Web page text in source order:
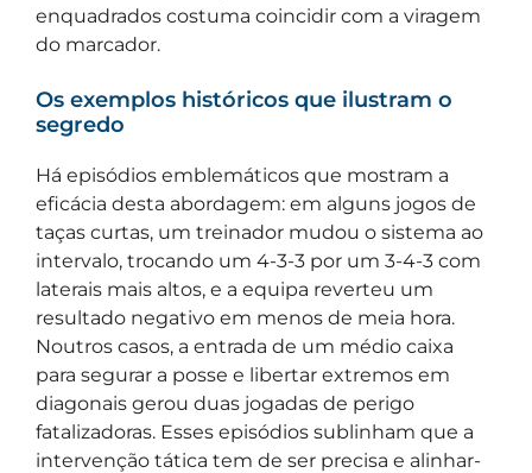
enquadrados costuma coincidir com a viragem
do marcador.
Os exemplos históricos que ilustram o
segredo
Há episódios emblemáticos que mostram a
eficácia desta abordagem: em alguns jogos de
taças curtas, um treinador mudou o sistema ao
intervalo, trocando um 4-3-3 por um 3-4-3 com
laterais mais altos, e a equipa reverteu um
resultado negativo em menos de meia hora.
Noutros casos, a entrada de um médio caixa
para segurar a posse e libertar extremos em
diagonais gerou duas jogadas de perigo
fatalizadoras. Esses episódios sublinham que a
intervenção tática tem de ser precisa e alinhar-